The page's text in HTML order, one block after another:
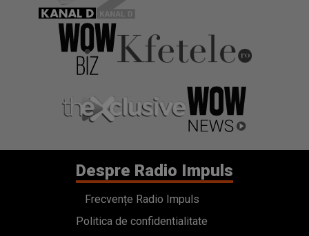
Despre Radio Impuls
Frecvențe Radio Impuls
Politica de confidentialitate